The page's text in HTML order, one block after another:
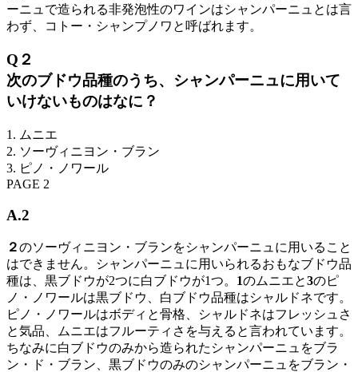
ーニュで造られる非発泡性のワインはシャンパーニュとは言
わず、コトー・シャンプノワと呼ばれます。
Q２
次のブドウ品種のうち、シャンパーニュに用いて
いけないものはなに？
1. ムニエ
2. ソーヴィニヨン・ブラン
3. ピノ・ノワール
PAGE 2
A.2
２のソーヴィニヨン・ブランをシャンパーニュに用いること
はできません。シャンパーニュに用いられるおもなブドウ品
種は、黒ブドウが2つに白ブドウが1つ。 1のムニエと3のピ
ノ・ノワールは黒ブドウ、白ブドウ品種はシャルドネです。
ピノ・ノワールはボディと骨格、シャルドネはフレッシュさ
と気品、ムニエはフルーティさを与えると言われています。
ちなみに白ブドウのみから造られたシャンパーニュをブラ
ン・ド・ブラン、黒ブドウのみのシャンパーニュをブラン・